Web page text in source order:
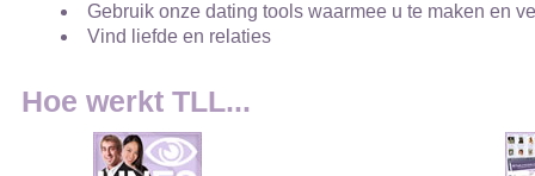
Gebruik onze dating tools waarmee u te maken en
Vind liefde en relaties
Hoe werkt TLL...